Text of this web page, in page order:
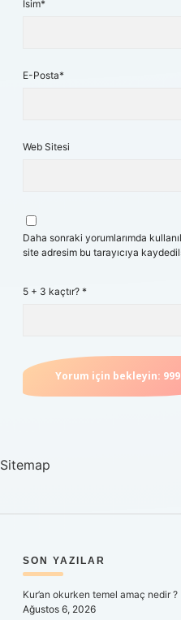
İsim*
E-Posta*
Web Sitesi
Daha sonraki yorumlarımda
site adresim bu tarayıcıya
5 + 3 kaçtır? *
Sitemap
SIDEBAR
SON YAZILAR
Kur’an okurken temel amaç nedir ?
Ağustos 6, 2026